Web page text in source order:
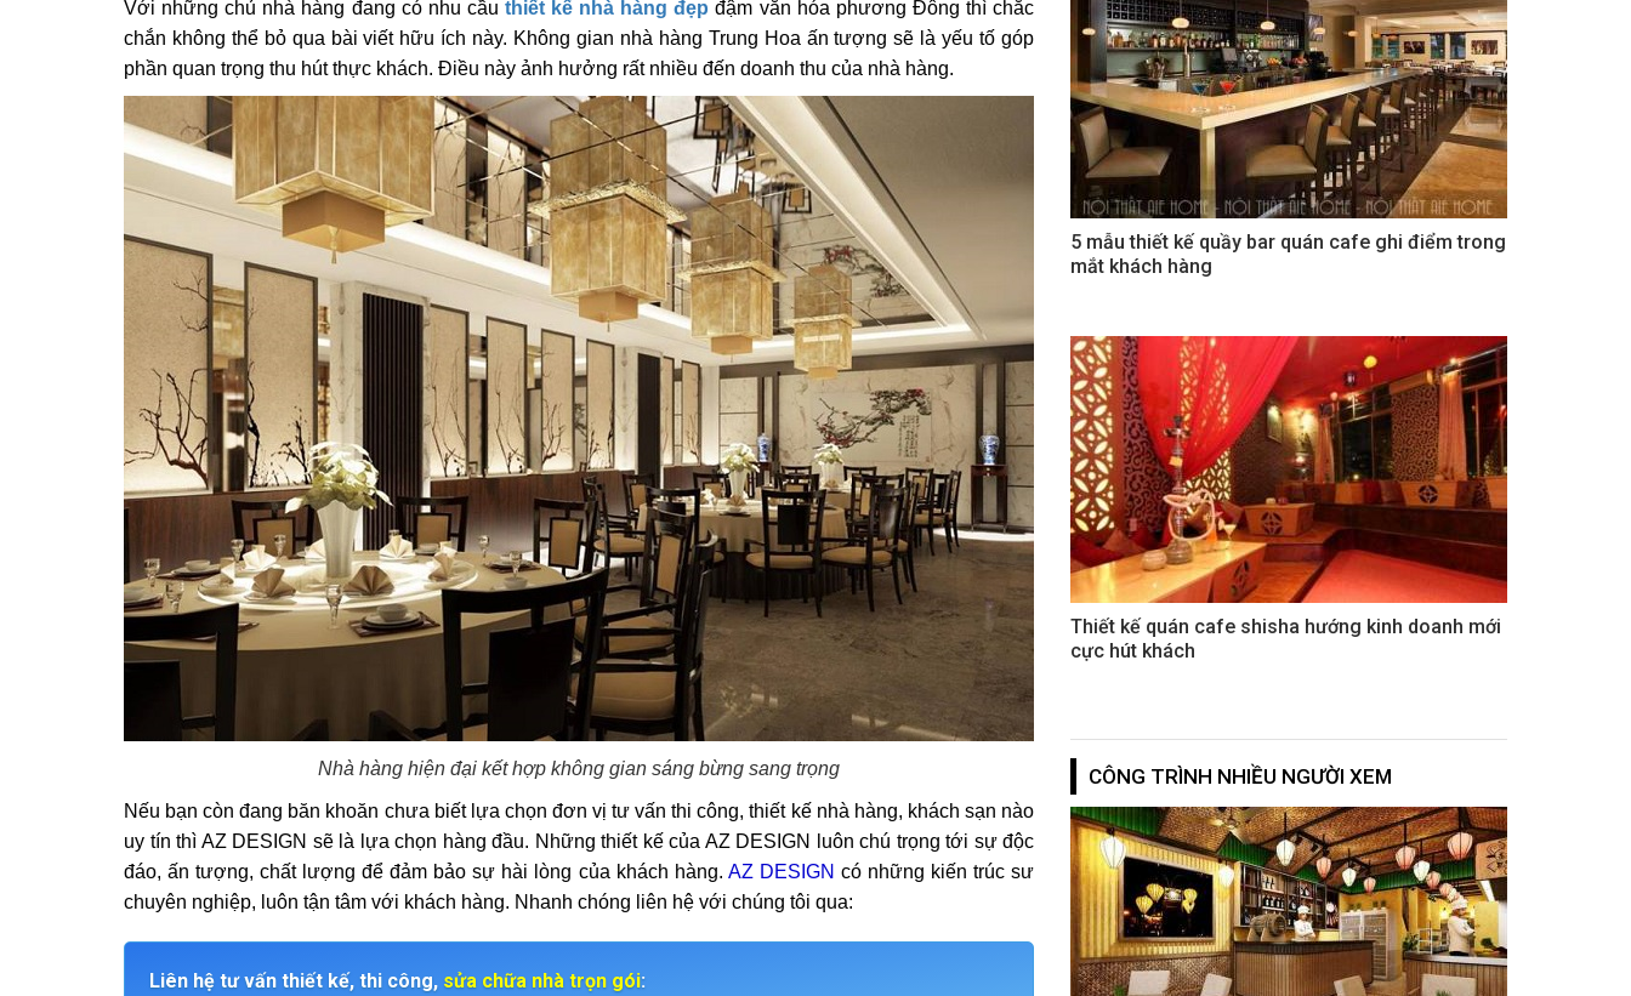
Với những chủ nhà hàng đang có nhu cầu thiết kế nhà hàng đẹp đậm văn hóa phương Đông thì chắc
chắn không thể bỏ qua bài viết hữu ích này. Không gian nhà hàng Trung Hoa ấn tượng sẽ là yếu tố góp
phần quan trọng thu hút thực khách. Điều này ảnh hưởng rất nhiều đến doanh thu của nhà hàng.
Nhà hàng hiện đại kết hợp không gian sáng bừng sang trọng
Nếu bạn còn đang băn khoăn chưa biết lựa chọn đơn vị tư vấn thi công, thiết kế nhà hàng, khách sạn nào
uy tín thì AZ DESIGN sẽ là lựa chọn hàng đầu. Những thiết kế của AZ DESIGN
luôn chú trọng tới sự độc
đáo, ấn tượng, chất lượng để đảm bảo sự hài lòng của khách hàng. AZ DESIGN có những kiến trúc sư
chuyên nghiệp, luôn tận tâm với khách hàng. Nhanh chóng liên hệ với chúng tôi qua:
Liên hệ tư vấn thiết kế, thi công, sửa chữa nhà trọn gói:
5 mẫu thiết kế quầy bar quán cafe ghi điểm trong
mắt khách hàng
Thiết kế quán cafe shisha hướng kinh doanh mới
cực hút khách
CÔNG TRÌNH NHIỀU NGƯỜI XEM